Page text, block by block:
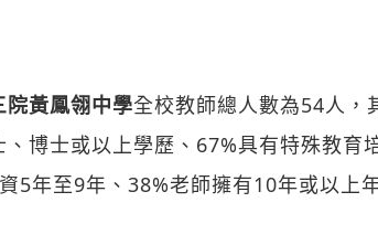
院黃鳳翎中學全校教師總人數為54人，
博士或以上學歷、67%具有特殊教育
5年至9年、38%老師擁有10年或以上